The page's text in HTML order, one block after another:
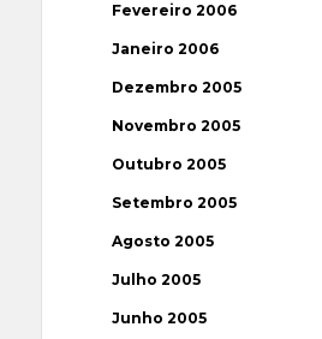
Fevereiro 2006
Janeiro 2006
Dezembro 2005
Novembro 2005
Outubro 2005
Setembro 2005
Agosto 2005
Julho 2005
Junho 2005